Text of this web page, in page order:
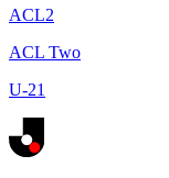
ACL2
ACL Two
U-21